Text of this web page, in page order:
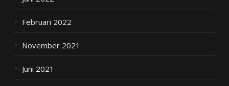
Februari 2022
November 2021
Juni 2021